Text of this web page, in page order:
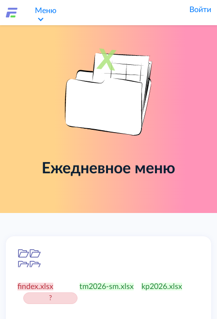
Меню Войти
Ежедневное меню
findex.xlsx
?
tm2026-sm.xlsx kp2026.xlsx